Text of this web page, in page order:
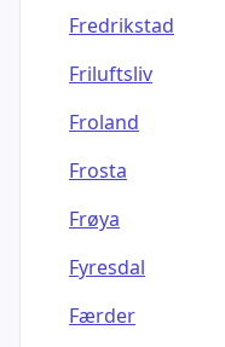
Fredrikstad
Friluftsliv
Froland
Frosta
Frøya
Fyresdal
Færder